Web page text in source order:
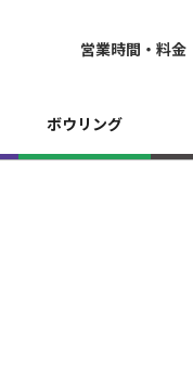
営業時間・料金
ボウリング